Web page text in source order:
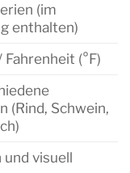
(im
enthalten)
Fahrenheit (°F)
(Rind, Schwein,
und visuell